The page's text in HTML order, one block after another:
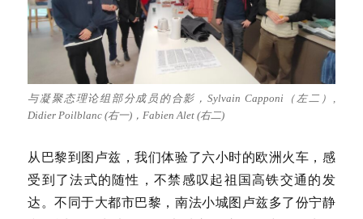
与凝聚态理论组部分成员的合影，Sylvain Capponi（左二）,
Didier Poilblanc (右一)，Fabien Alet (右二)
从巴黎到图卢兹，我们体验了六小时的欧洲火车，感
受到了法式的随性，不禁感叹起祖国高铁交通的发
达。不同于大都市巴黎，南法小城图卢兹多了份宁静